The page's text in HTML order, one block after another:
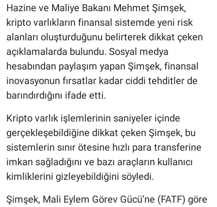
Hazine ve Maliye Bakanı Mehmet Şimşek,
kripto varlıkların finansal sistemde yeni risk
alanları oluşturduğunu belirterek dikkat çeken
açıklamalarda bulundu. Sosyal medya
hesabından paylaşım yapan Şimşek, finansal
inovasyonun fırsatlar kadar ciddi tehditler de
barındırdığını ifade etti.
Kripto varlık işlemlerinin saniyeler içinde
gerçekleşebildiğine dikkat çeken Şimşek, bu
sistemlerin sınır ötesine hızlı para transferine
imkan sağladığını ve bazı araçların kullanıcı
kimliklerini gizleyebildiğini söyledi.
Şimşek, Mali Eylem Görev Gücü’ne (FATF) göre